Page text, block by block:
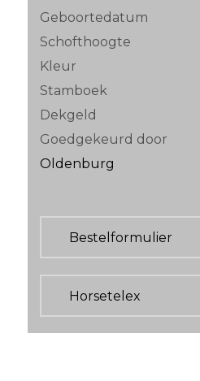
Geboortedatum
Schofthoogte
Kleur
Stamboek
Dekgeld
Goedgekeurd door
Oldenburg
Bestelformulier
Horsetelex